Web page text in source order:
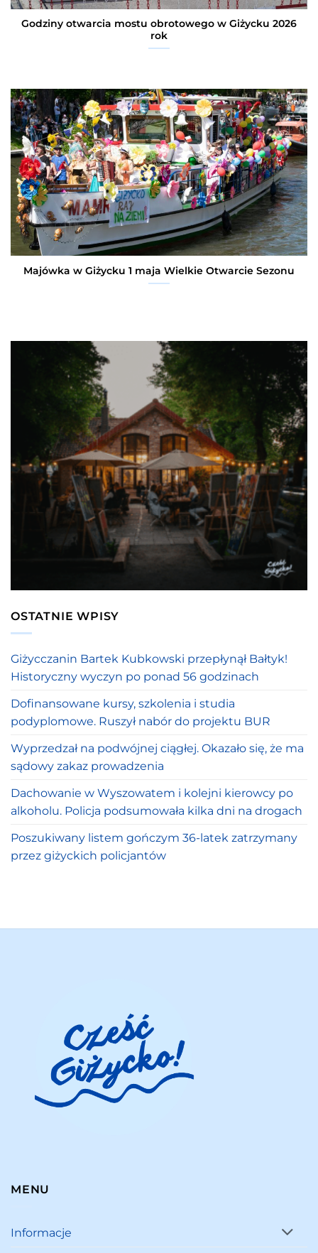
Godziny otwarcia mostu obrotowego w Giżycku 2026
rok
Majówka w Giżycku 1 maja Wielkie Otwarcie Sezonu
OSTATNIE WPISY
Giżycczanin Bartek Kubkowski przepłynął Bałtyk!
Historyczny wyczyn po ponad 56 godzinach
Dofinansowane kursy, szkolenia i studia
podyplomowe. Ruszył nabór do projektu BUR
Wyprzedzał na podwójnej ciągłej. Okazało się, że ma
sądowy zakaz prowadzenia
Dachowanie w Wyszowatem i kolejni kierowcy po
alkoholu. Policja podsumowała kilka dni na drogach
Poszukiwany listem gończym 36-latek zatrzymany
przez giżyckich policjantów
MENU
Informacje